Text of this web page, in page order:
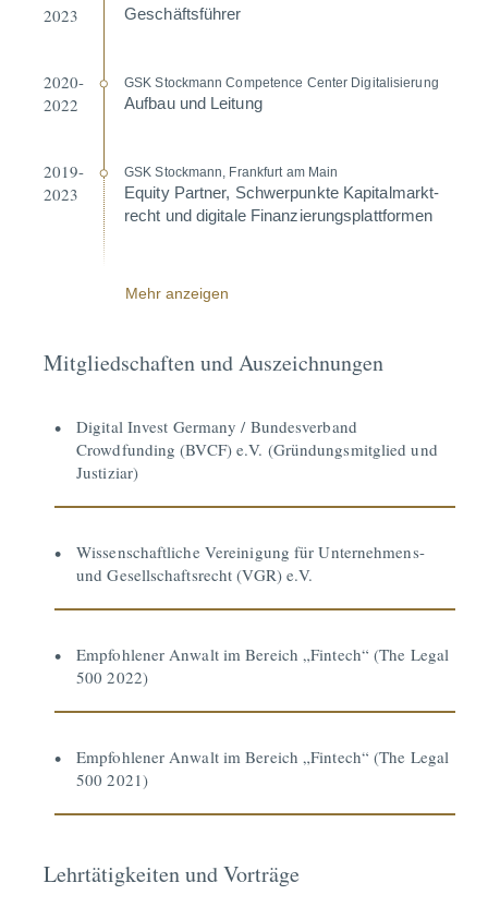
2023
Geschäfts­führer
2020-
2022
GSK Stockmann Compe­tence Center Digita­li­sierung
Aufbau und Leitung
2019-
2023
GSK Stockmann, Frankfurt am Main
Equity Partner, Schwer­punkte Kapital­markt­
recht und digitale Finan­zie­rungs­platt­formen
Mehr anzeigen
Mitgliedschaften und Auszeichnungen
Digital Invest Germany / Bundesverband
Crowdfunding (BVCF) e.V. (Gründungsmitglied und
Justiziar)
Wissenschaftliche Vereinigung für Unternehmens-
und Gesellschaftsrecht (VGR) e.V.
Empfohlener Anwalt im Bereich „Fintech“ (The Legal
500 2022)
Empfohlener Anwalt im Bereich „Fintech“ (The Legal
500 2021)
Lehrtätigkeiten und Vorträge